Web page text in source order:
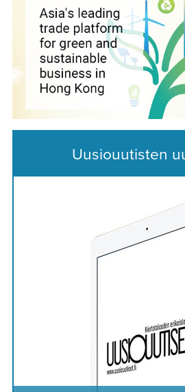
Uusiouutisten